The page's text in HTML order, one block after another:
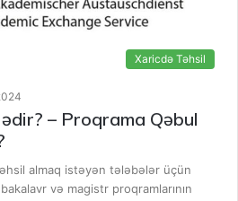
Xaricdə Təhsil
– Proqrama Qəbul
almaq istəyən tələbələr üçün
və magistr proqramlarının